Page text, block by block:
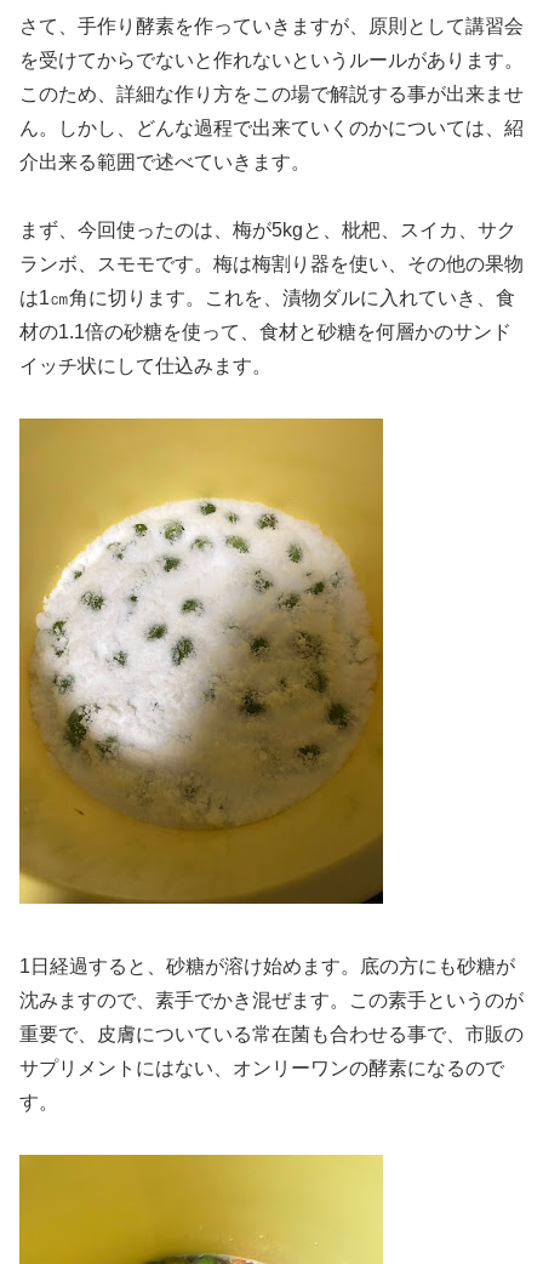
さて、手作り酵素を作っていきますが、原則として講習会
を受けてからでないと作れないというルールがあります。
このため、詳細な作り方をこの場で解説する事が出来ませ
ん。しかし、どんな過程で出来ていくのかについては、紹
介出来る範囲で述べていきます。
まず、今回使ったのは、梅が5kgと、枇杷、スイカ、サク
ランボ、スモモです。梅は梅割り器を使い、その他の果物
は1㎝角に切ります。これを、漬物ダルに入れていき、食
材の1.1倍の砂糖を使って、食材と砂糖を何層かのサンド
イッチ状にして仕込みます。
1日経過すると、砂糖が溶け始めます。底の方にも砂糖が
沈みますので、素手でかき混ぜます。この素手というのが
重要で、皮膚についている常在菌も合わせる事で、市販の
サプリメントにはない、オンリーワンの酵素になるので
す。